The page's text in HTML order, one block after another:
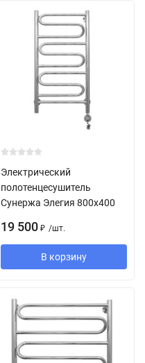
Электрический
полотенцесушитель
Сунержа Элегия 800х400
19 500 ₽ /шт.
В корзину